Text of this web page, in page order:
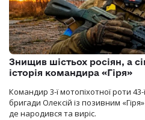
Знищив шістьох росіян, а
історія командира «Гіря»
Командир 3-ї мотопіхотної роти
бригади Олексій із позивним
де народився та виріс.